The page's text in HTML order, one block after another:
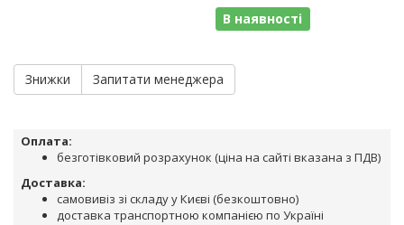
В наявності
Знижки Запитати менеджера
Оплата:
безготівковий розрахунок (ціна на сайті вказана з ПДВ)
Доставка:
самовивіз зі складу у Києві (безкоштовно)
доставка транспортною компанією по Україні